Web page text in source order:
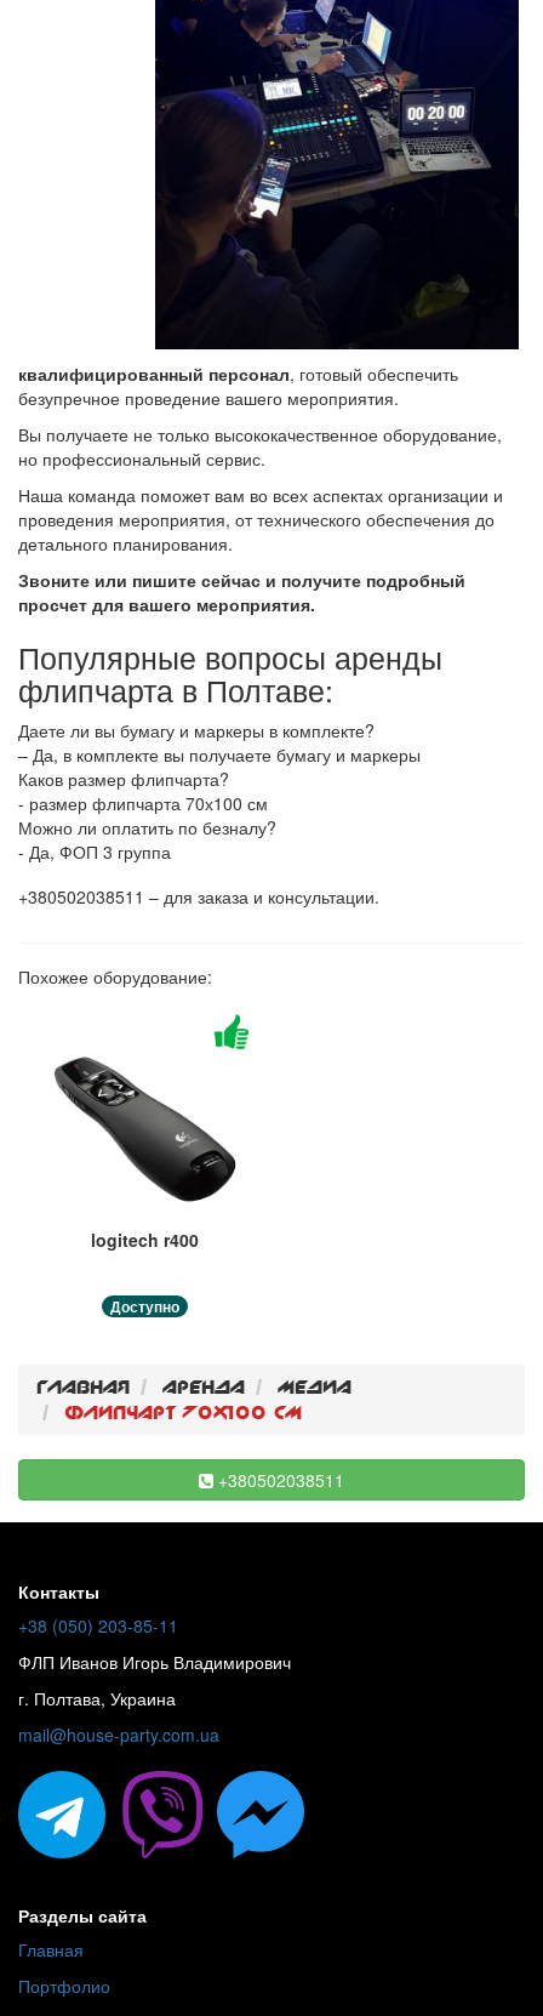
квалифицированный персонал, готовый обеспечить
безупречное проведение вашего мероприятия.
Вы получаете не только высококачественное оборудование,
но профессиональный сервис.
Наша команда поможет вам во всех аспектах организации и
проведения мероприятия, от технического обеспечения до
детального планирования.
Звоните или пишите сейчас и получите подробный
просчет для вашего мероприятия.
Популярные вопросы аренды
флипчарта в Полтаве:
Даете ли вы бумагу и маркеры в комплекте?
– Да, в комплекте вы получаете бумагу и маркеры
Каков размер флипчарта?
- размер флипчарта 70х100 см
Можно ли оплатить по безналу?
- Да, ФОП 3 группа
+380502038511 – для заказа и консультации.
Похожее оборудование:
logitech r400
Доступно
Главная Аренда
Медиа
Флипчарт 70х100 см
+380502038511
Контакты
+38 (050) 203-85-11
ФЛП Иванов Игорь Владимирович
г. Полтава, Украина
mail@house-party.com.ua
Разделы сайта
Главная
Портфолио